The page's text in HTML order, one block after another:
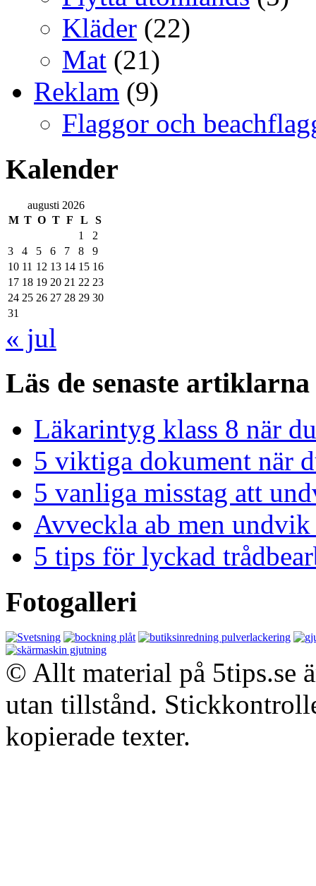
Kläder (22)
Mat (21)
Reklam (9)
Flaggor och
Kalender
augusti 2026
M T O T F L
S
1
2
3
4 5 6 7 8
9
10 11 12 13 14 15 16
17 18 19 20 21 22 23
24 25 26 27 28 29 30
31
« jul
Läs de senaste artiklarna
Läkarintyg klass 8 när
5 viktiga dokument när
5 vanliga misstag att
Avveckla ab men
5 tips för lyckad
Fotogalleri
© Allt material på 5tips.se
utan tillstånd.
kopierade texter.